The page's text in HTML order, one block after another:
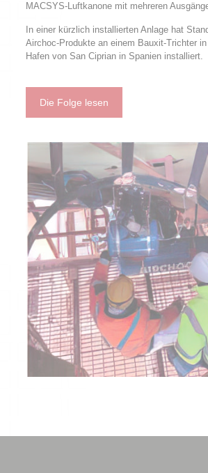
MACSYS-Luftkanone mit mehreren
In einer kürzlich installierten Anlage hat
Airchoc-Produkte an einem Bauxit-Trichter
Hafen von San Ciprian in Spanien installiert.
Die Folge lesen